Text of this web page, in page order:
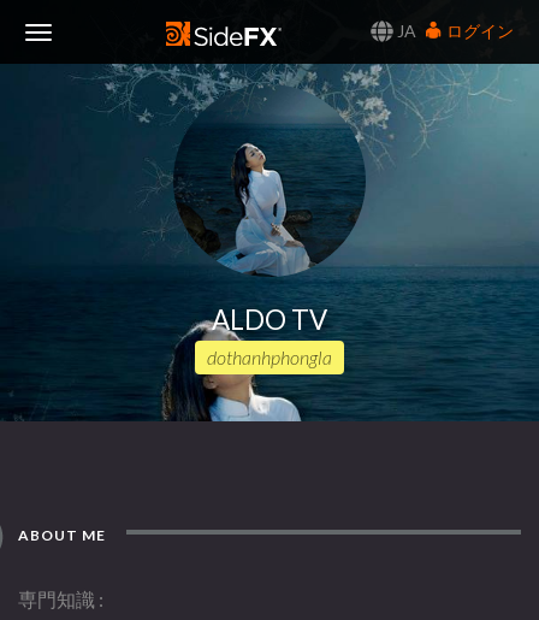
JA
ログイン
Navigation
ALDO TV
dothanhphongla
ABOUT ME
専門知識